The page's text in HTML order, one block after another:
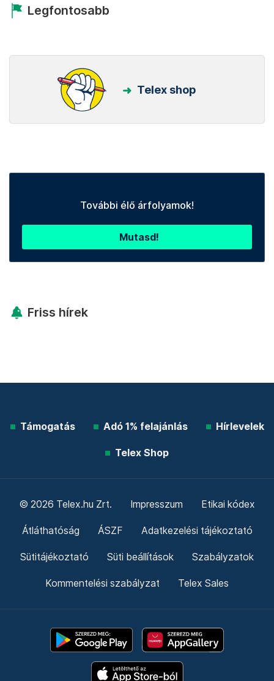
Legfontosabb
Telex shop
További élő árfolyamok!
Mutasd!
Friss hírek
Támogatás Adó 1% felajánlás Hírlevelek
Telex Shop
© 2026 Telex.hu Zrt. Impresszum Etikai kódex
Átláthatóság ÁSZF Adatkezelési tájékoztató
Sütitájékoztató Süti beállítások Szabályzatok
Kommentelési szabályzat Telex Sales